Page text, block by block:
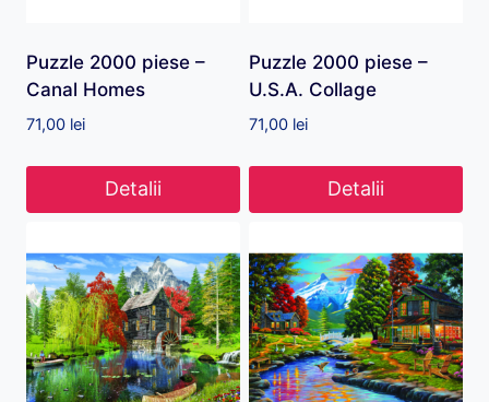
Puzzle 2000 piese –
Canal Homes
71,00 lei
Detalii
Puzzle 2000 piese –
U.S.A. Collage
71,00 lei
Detalii